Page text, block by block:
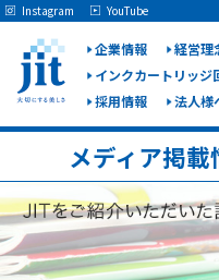
企業情報 経営理
インクカートリッジ
採用情報
法人様
Instagram YouTube
メディア掲載
May we use cookies to track your
Please see our privacy